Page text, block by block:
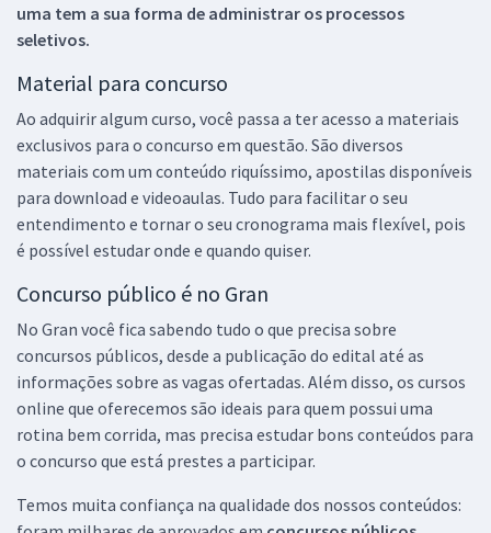
uma tem a sua forma de administrar os processos
seletivos.
Material para concurso
Ao adquirir algum curso, você passa a ter acesso a materiais
exclusivos para o concurso em questão. São diversos
materiais com um conteúdo riquíssimo, apostilas disponíveis
para download e videoaulas. Tudo para facilitar o seu
entendimento e tornar o seu cronograma mais flexível, pois
é possível estudar onde e quando quiser.
Concurso público é no Gran
No Gran você fica sabendo tudo o que precisa sobre
concursos públicos, desde a publicação do edital até as
informações sobre as vagas ofertadas. Além disso, os cursos
online que oferecemos são ideais para quem possui uma
rotina bem corrida, mas precisa estudar bons conteúdos para
o concurso que está prestes a participar.
Temos muita confiança na qualidade dos nossos conteúdos: